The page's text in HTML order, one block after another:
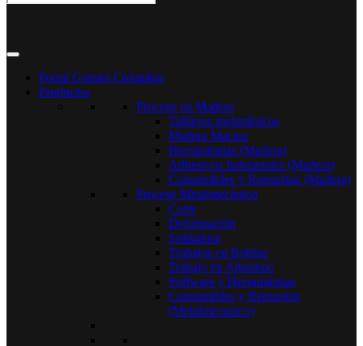
Portal Gemini Colombia
Productos
Proceso en Madera
Tableros melamínicos
Madera Maciza
Herramientas (Madera)
Adhesivos Industriales (Madera)
Consumibles y Repuestos (Madera)
Proceso Metalmecánico
Corte
Deformación
Soldadura
Trabajos en Bobina
Trabajo en Aluminio
Software y Herramientas
Consumibles y Repuestos
(Metalmecanico)